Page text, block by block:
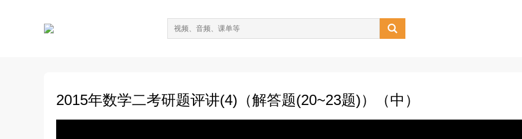

2015年数学二考研题评讲(4)（解答题(20~23题)）（中）